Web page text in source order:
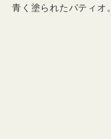
青く塗られたパティオ。